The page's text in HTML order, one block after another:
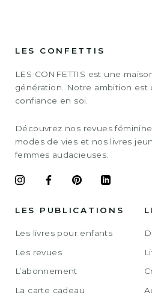
LES CONFETTIS
LES CONFETTIS est une
génération. Notre ambition est
confiance en soi.
Découvrez nos revues
modes de vies et nos livres
femmes audacieuses.
LES PUBLICATIONS
Les livres pour enfants
Les revues
L’abonnement
La carte cadeau